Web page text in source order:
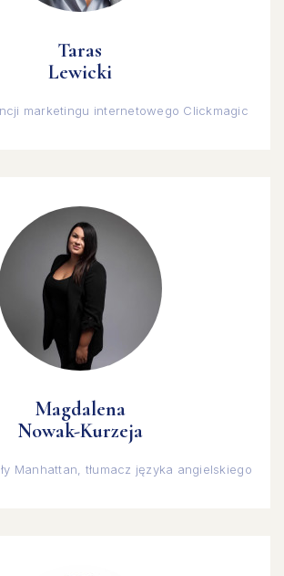
Taras
Lewicki
marketingu internetowego Clickmagic
Magdalena
Nowak-Kurzeja
Manhattan, tłumacz języka angielskiego